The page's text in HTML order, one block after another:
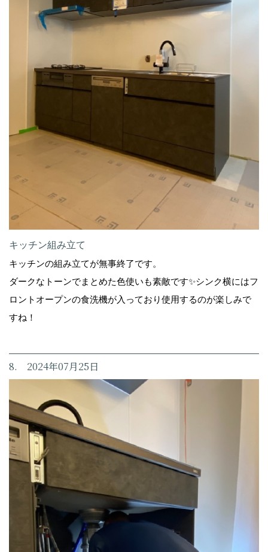
キッチン組み立て
キッチンの組み立てが無事終了です。
ダークなトーンでまとめた色使いも素敵です✨シンク横にはフ
ロントオープンの食洗機が入っており使用するのが楽しみで
すね！
8. 2024年07月25日